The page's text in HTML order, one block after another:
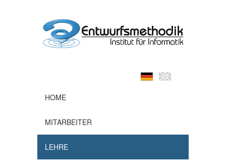
HOME
MITARBEITER
LEHRE